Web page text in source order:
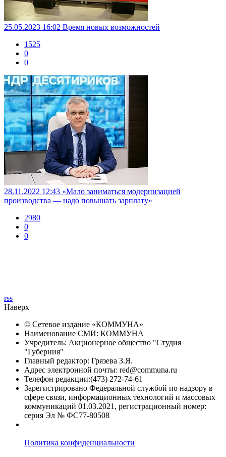
25.05.2023 16:02 Время новых возможностей
1525
0
0
28.11.2022 12:43 «Мало заниматься модернизацией
производства — надо повышать зарплату»
2980
0
0
rss
Наверх
© Сетевое издание «КОММУНА»
Наименование СМИ: КОММУНА
Учредитель: Акционерное общество "Студия
"Губерния"
Главный редактор: Грязева З.Я.
Адрес электронной почты: red@communa.ru
Телефон редакции:(473) 272-74-61
Зарегистрировано Федеральной службой по надзору в
сфере связи, информационных технологий и массовых
коммуникаций 01.03.2021, регистрационный номер:
серия Эл № ФС77-80508
Политика конфиденциальности